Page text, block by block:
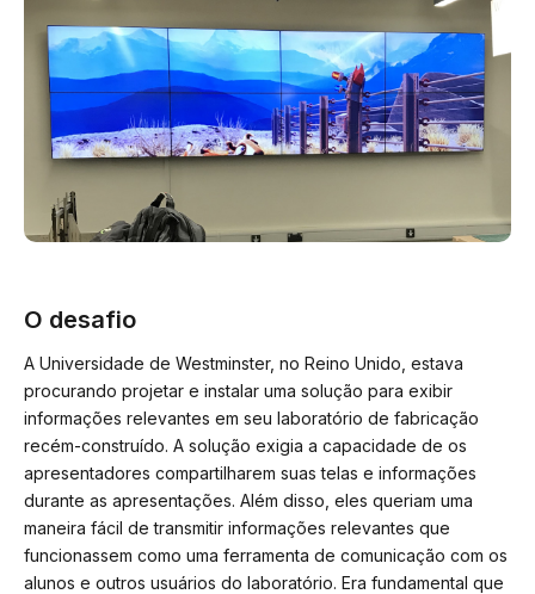
O desafio
A Universidade de Westminster, no Reino Unido, estava
procurando projetar e instalar uma solução para exibir
informações relevantes em seu laboratório de fabricação
recém-construído. A solução exigia a capacidade de os
apresentadores compartilharem suas telas e informações
durante as apresentações. Além disso, eles queriam uma
maneira fácil de transmitir informações relevantes que
funcionassem como uma ferramenta de comunicação com os
alunos e outros usuários do laboratório. Era fundamental que